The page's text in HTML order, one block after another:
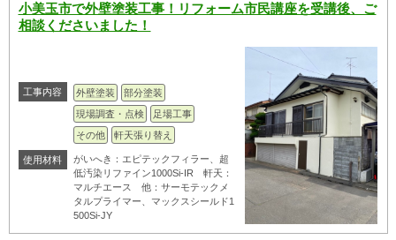
小美玉市で外壁塗装工事！リフォーム市民講座を受講後、ご
相談くださいました！
工事内容 外壁塗装
部分塗装
現場調査・点検
足場工事
その他
軒天張り替え
使用材料
がいへき：エピテックフィラー、超
低汚染リファイン1000Si-IR 軒天：
マルチエース 他：サーモテックメ
タルプライマー、マックスシールド1
500Si-JY